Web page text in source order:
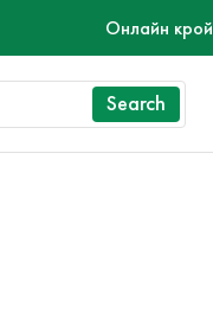
Онлайн крой
Search